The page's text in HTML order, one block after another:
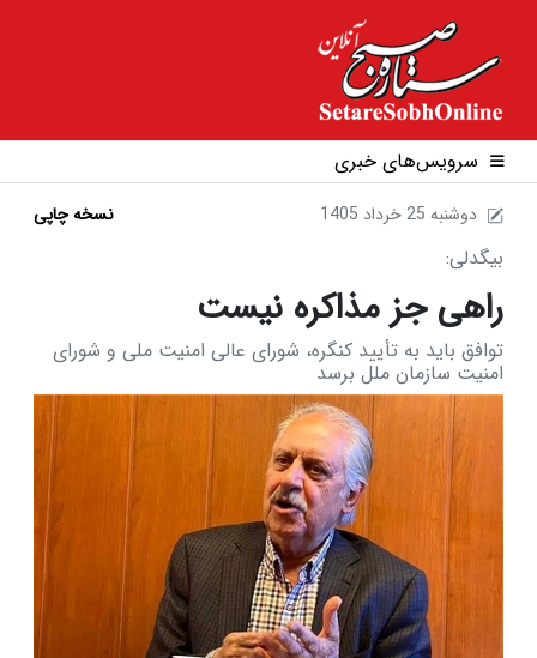
سرویس‌های خبری
1405 دوشنبه 25 خرداد نسخه چاپی
بیگدلی:
راهی جز مذاکره نیست
توافق باید به تأیید کنگره، شورای عالی امنیت ملی و شورای
امنیت سازمان ملل برسد